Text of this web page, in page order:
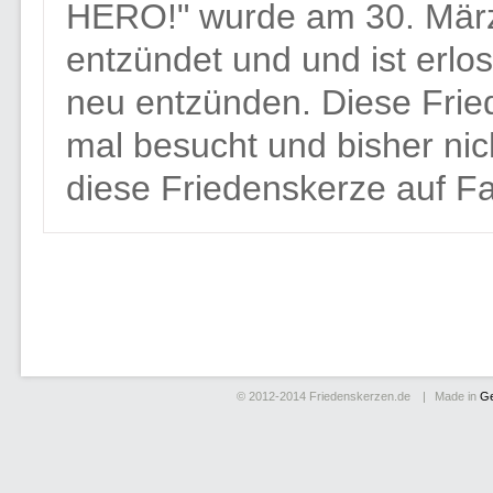
HERO!" wurde am 30.
entzündet und und ist
neu entzünden. Diese
mal besucht und bisher
diese Friedenskerze auf
© 2012-2014 Friedenskerzen.de Made in